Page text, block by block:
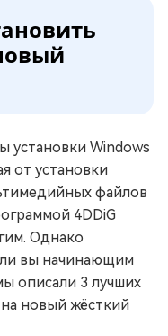
установки Windows
от установки
файлов
4DDiG
Однако
ли вы начинающим
описали 3 лучших
новый жёсткий